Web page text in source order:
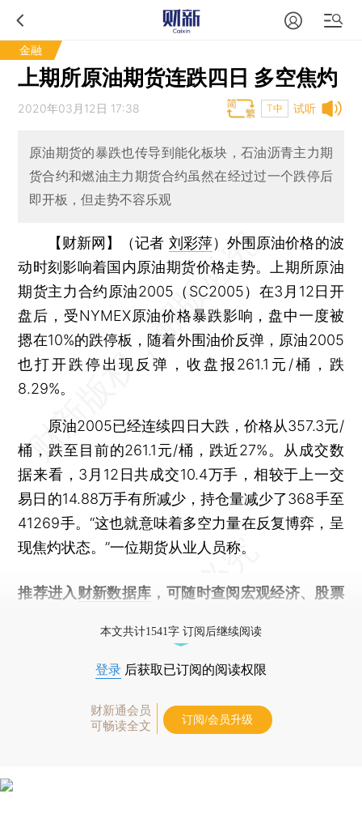
金融
上期所原油期货连跌四日 多空焦灼
试听
2020年03月12日 17:38 T中
原油期货的暴跌也传导到能化板块，石油沥青主力期
货合约和燃油主力期货合约虽然在经过过一个跌停后
即开板，但走势不容乐观
【财新网】（记者 刘彩萍） 外围原油价格的波
动时刻影响着国内原油期货价格走势。上期所原油
期货主力合约原油2005（SC2005）在3月12日开
盘后，受NYMEX原油价格暴跌影响，盘中一度被
摁在10%的跌停板，随着外围油价反弹，原油2005
也打开跌停出现反弹，收盘报261.1元/桶，跌
8.29%。
原油2005已经连续四日大跌，价格从357.3元/
桶，跌至目前的261.1元/桶，跌近27%。从成交数
据来看，3月12日共成交10.4万手，相较于上一交
易日的14.88万手有所减少，持仓量减少了368手至
41269手。“这也就意味着多空力量在反复博弈，呈
现焦灼状态。”一位期货从业人员称。
推荐进入 财新数据库 ，可随时查阅宏观经济、股票
本文共计1541字 订阅后继续阅读
登录 后获取已订阅的阅读权限
财新通会员
可畅读全文
订阅/会员升级